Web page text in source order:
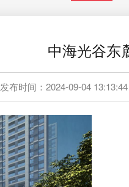
中海光谷东
发布时间：2024-09-04 13:13:44